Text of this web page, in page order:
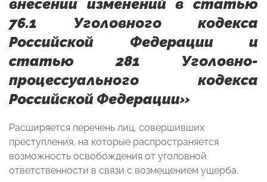
внесении изменений в статью
76.1 Уголовного кодекса
Российской Федерации и
статью281 Уголовно-
процессуального кодекса
Российской Федерации»
Расширяется перечень лиц, совершивших
преступления, на которые распространяется
возможность освобождения от уголовной
ответственности в связи с возмещением ущерба.